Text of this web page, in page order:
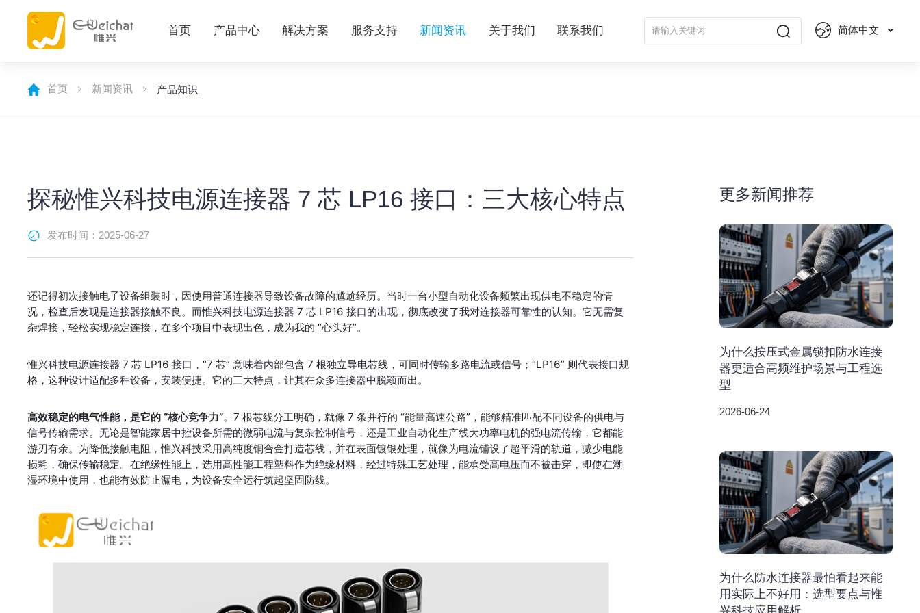
首页 产品中心 解决方案 服务支持 新闻资讯 关于我们 联系我们 简体中文
首页 新闻资讯 产品知识
探秘惟兴科技电源连接器 7 芯 LP16 接口：三大核心特点
发布时间：2025-06-27
还记得初次接触电子设备组装时，因使用普通连接器导致设备故障的尴尬经历。当时一台小型自动化设备频繁出现供电不稳定的情
况，检查后发现是连接器接触不良。而惟兴科技电源连接器 7 芯 LP16 接口的出现，彻底改变了我对连接器可靠性的认知。它无需复
杂焊接，轻松实现稳定连接，在多个项目中表现出色，成为我的 “心头好”。
惟兴科技电源连接器 7 芯 LP16 接口，“7 芯” 意味着内部包含 7 根独立导电芯线，可同时传输多路电流或信号；“LP16” 则代表接口规
格，这种设计适配多种设备，安装便捷。它的三大特点，让其在众多连接器中脱颖而出。
高效稳定的电气性能，是它的 “核心竞争力”。7 根芯线分工明确，就像 7 条并行的 “能量高速公路”，能够精准匹配不同设备的供电与
信号传输需求。无论是智能家居中控设备所需的微弱电流与复杂控制信号，还是工业自动化生产线大功率电机的强电流传输，它都能
游刃有余。为降低接触电阻，惟兴科技采用高纯度铜合金打造芯线，并在表面镀银处理，就像为电流铺设了超平滑的轨道，减少电能
损耗，确保传输稳定。在绝缘性能上，选用高性能工程塑料作为绝缘材料，经过特殊工艺处理，能承受高电压而不被击穿，即使在潮
湿环境中使用，也能有效防止漏电，为设备安全运行筑起坚固防线。
更多新闻推荐
为什么按压式金属锁扣防水连接
器更适合高频维护场景与工程选
型
2026-06-24
为什么防水连接器最怕看起来能
用实际上不好用：选型要点与惟
兴科技应用解析